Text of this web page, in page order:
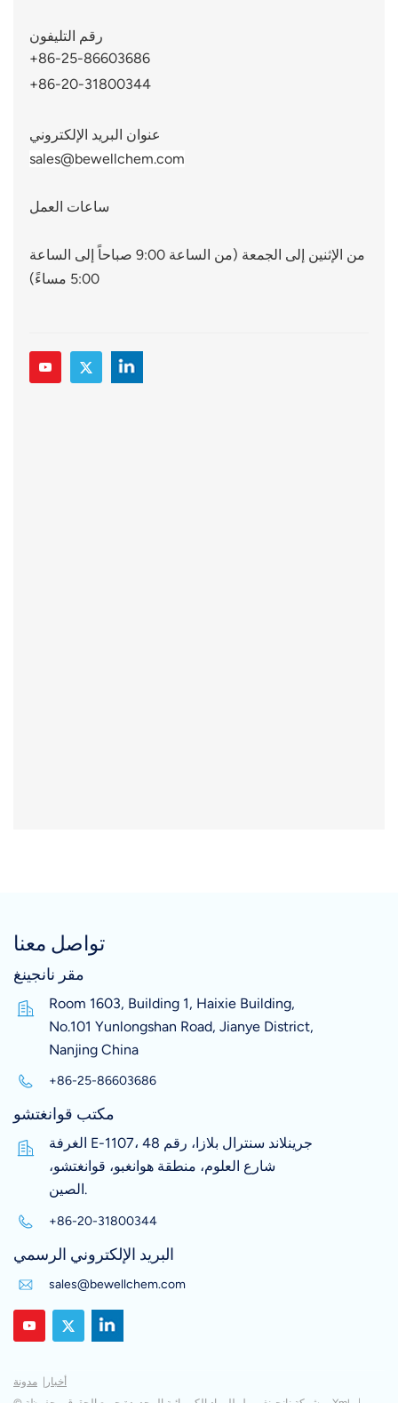
رقم التليفون
+86-25-86603686
+86-20-31800344
عنوان البريد الإلكتروني
sales@bewellchem.com
ساعات العمل
من الإثنين إلى الجمعة (من الساعة 9:00 صباحاً إلى الساعة
5:00 مساءً)
تواصل معنا
مقر نانجينغ
Room 1603, Building 1, Haixie Building,
No.101 Yunlongshan Road, Jianye District,
Nanjing China
+86-25-86603686
مكتب قوانغتشو
الغرفة E-1107، جرينلاند سنترال بلازا، رقم 48
شارع العلوم، منطقة هوانغبو، قوانغتشو،
الصين.
+86-20-31800344
البريد الإلكتروني الرسمي
sales@bewellchem.com
مدونة | أخبار